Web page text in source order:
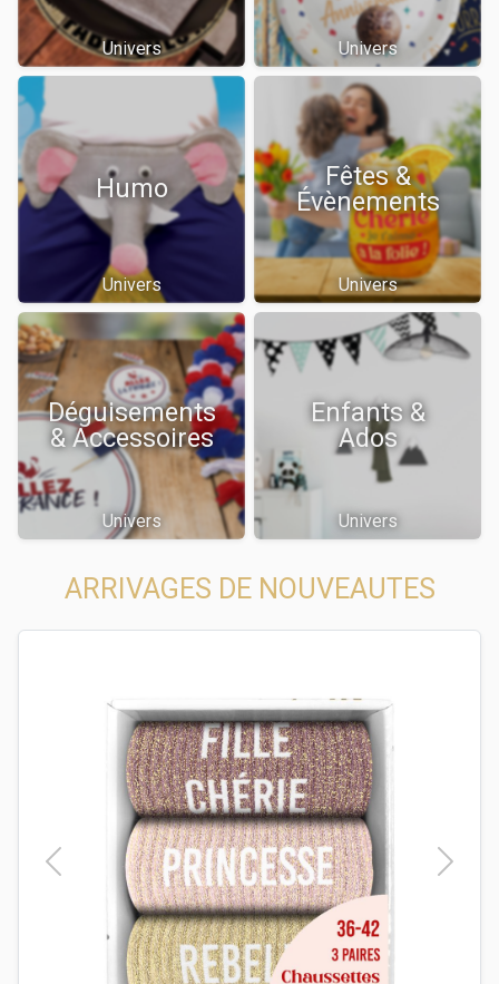
Univers Univers
Humo
Univers
Fêtes &
Évènements
Univers
Déguisements
& Accessoires
Univers
Enfants &
Ados
Univers
ARRIVAGES DE NOUVEAUTES
Previous Next